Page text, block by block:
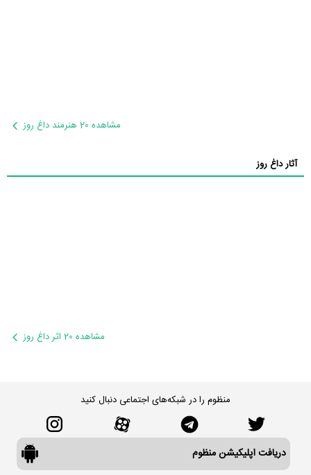
مشاهده 20 هنرمند داغ روز
آثار داغ روز
مشاهده 20 اثر داغ روز
منظوم را در شبکه‌های اجتماعی دنبال کنید
دریافت اپلیکیشن منظوم